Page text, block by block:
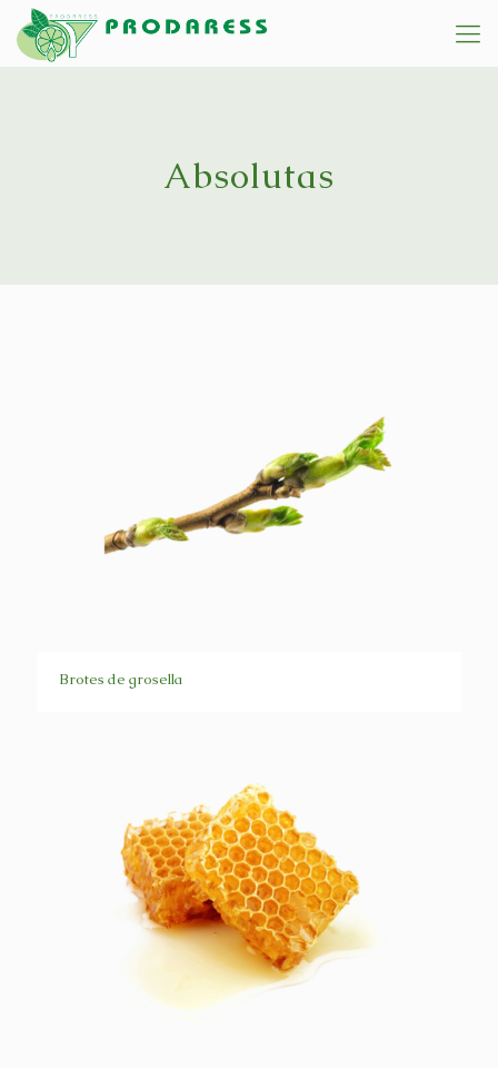
Absolutas
Brotes de grosella